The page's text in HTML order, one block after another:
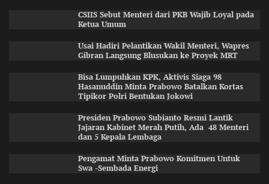
CSIIS Sebut Menteri dari PKB Wajib Loyal pada
Ketua Umum
Usai Hadiri Pelantikan Wakil Menteri, Wapres
Gibran Langsung Blusukan ke Proyek MRT
Bisa Lumpuhkan KPK, Aktivis Siaga 98
Hasanuddin Minta Prabowo Batalkan Kortas
Tipikor Polri Bentukan Jokowi
Presiden Prabowo Subianto Resmi Lantik
Jajaran Kabinet Merah Putih, Ada 48 Menteri
dan 5 Kepala Lembaga
Pengamat Minta Prabowo Komitmen Untuk
Swa -Sembada Energi